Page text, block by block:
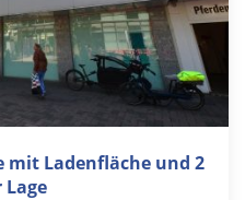
mit Ladenfläche und 2